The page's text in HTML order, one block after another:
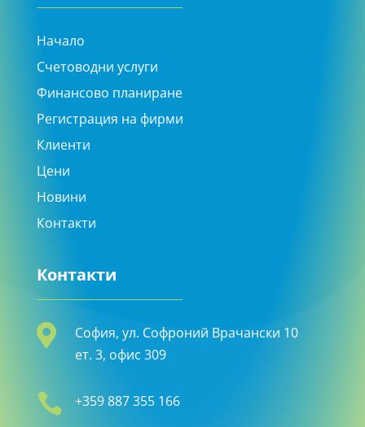
Начало
Счетоводни услуги
Финансово планиране
Регистрация на фирми
Клиенти
Цени
Новини
Контакти
Контакти

София, ул. Софроний Врачански 10
ет. 3, офис 309
 +359 887 355 166